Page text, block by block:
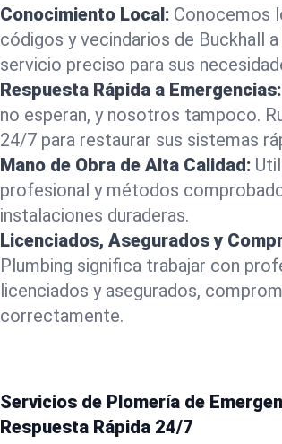
Conocimiento Local: Conocemos
códigos y vecindarios de Buckhall
servicio preciso para sus
Respuesta Rápida a Emergencias:
no esperan, y nosotros tampoco.
24/7 para restaurar sus sistemas
Mano de Obra de Alta Calidad:
profesional y métodos
instalaciones duraderas.
Licenciados, Asegurados y
Plumbing significa trabajar con
licenciados y asegurados,
correctamente.
Servicios de Plomería de
Respuesta Rápida 24/7